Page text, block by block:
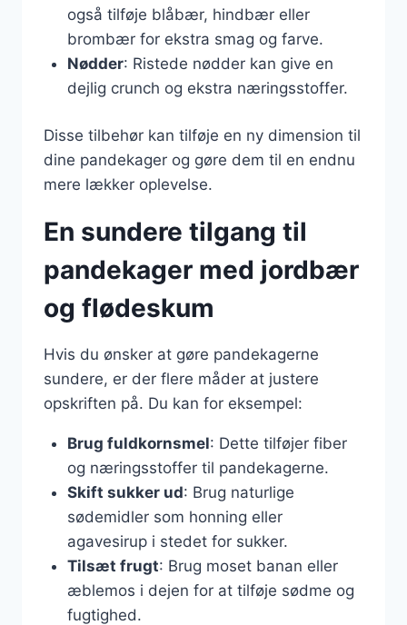
også tilføje blåbær, hindbær eller
brombær for ekstra smag og farve.
Nødder: Ristede nødder kan give en
dejlig crunch og ekstra næringsstoffer.
Disse tilbehør kan tilføje en ny dimension til
dine pandekager og gøre dem til en endnu
mere lækker oplevelse.
En sundere tilgang til
pandekager med jordbær
og flødeskum
Hvis du ønsker at gøre pandekagerne
sundere, er der flere måder at justere
opskriften på. Du kan for eksempel:
Brug fuldkornsmel: Dette tilføjer fiber
og næringsstoffer til pandekagerne.
Skift sukker ud: Brug naturlige
sødemidler som honning eller
agavesirup i stedet for sukker.
Tilsæt frugt: Brug moset banan eller
æblemos i dejen for at tilføje sødme og
fugtighed.